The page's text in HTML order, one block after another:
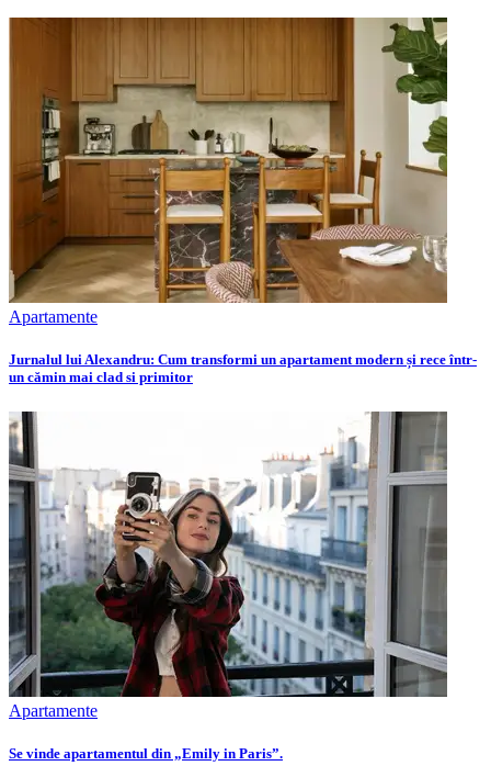
Apartamente
Jurnalul lui Alexandru: Cum transformi un apartament modern și rece într-
un cămin mai clad si primitor
Apartamente
Se vinde apartamentul din „Emily in Paris”.